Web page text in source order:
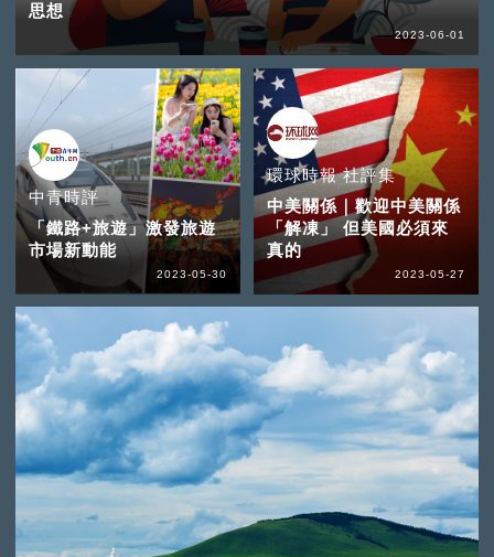
思想
2023-06-01
中青時評
「鐵路+旅遊」激發旅遊
市場新動能
2023-05-30
環球時報 社評集
中美關係｜歡迎中美關係
「解凍」 但美國必須來
真的
2023-05-27